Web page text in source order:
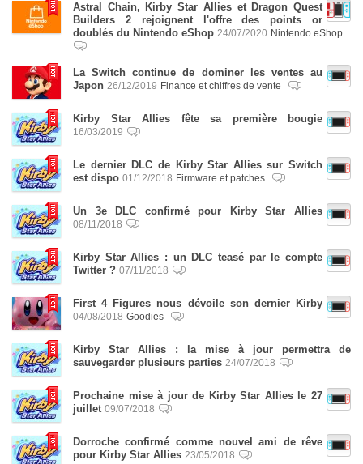
Astral Chain, Kirby Star Allies et Dragon Quest
Builders 2 rejoignent l'offre des points or
doublés du Nintendo eShop 24/07/2020 Nintendo eShop...
La Switch continue de dominer les ventes au
Japon 26/12/2019 Finance et chiffres de vente
Kirby Star Allies fête sa première bougie
16/03/2019
Le dernier DLC de Kirby Star Allies sur Switch
est dispo 01/12/2018 Firmware et patches
Un 3e DLC confirmé pour Kirby Star Allies
08/11/2018
Kirby Star Allies : un DLC teasé par le compte
Twitter ? 07/11/2018
First 4 Figures nous dévoile son dernier Kirby
04/08/2018 Goodies
Kirby Star Allies : la mise à jour permettra de
sauvegarder plusieurs parties 24/07/2018
Prochaine mise à jour de Kirby Star Allies le 27
juillet 09/07/2018
Dorroche confirmé comme nouvel ami de rêve
pour Kirby Star Allies 23/05/2018